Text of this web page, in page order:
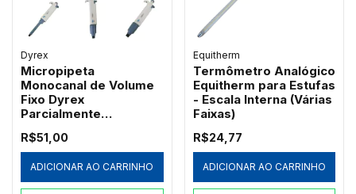
Dyrex
Micropipeta
Monocanal de Volume
Fixo Dyrex
Parcialmente
R$51,00
ADICIONAR AO CARRINHO
Equitherm
Termômetro Analógico
Equitherm para Estufas
- Escala Interna (Várias
Faixas)
R$24,77
ADICIONAR AO CARRINHO